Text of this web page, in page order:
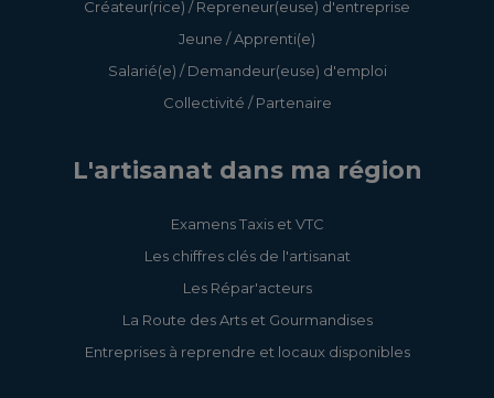
Créateur(rice) / Repreneur(euse) d'entreprise
Jeune / Apprenti(e)
Salarié(e) / Demandeur(euse) d'emploi
Collectivité / Partenaire
L'artisanat dans ma région
Examens Taxis et VTC
Les chiffres clés de l'artisanat
Les Répar'acteurs
La Route des Arts et Gourmandises
Entreprises à reprendre et locaux disponibles